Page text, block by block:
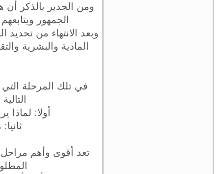
ومن الجدير بالذكر أن
الجمهور
وبعد الانتهاء من
المادية والبشرية
في تلك المرحلة
أولا:
تعد أقوى وأهم